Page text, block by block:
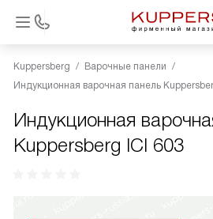
Kuppersberg
Варочные панели
Индукционная варочная панель
Индукционная
Kuppersberg ICI 603